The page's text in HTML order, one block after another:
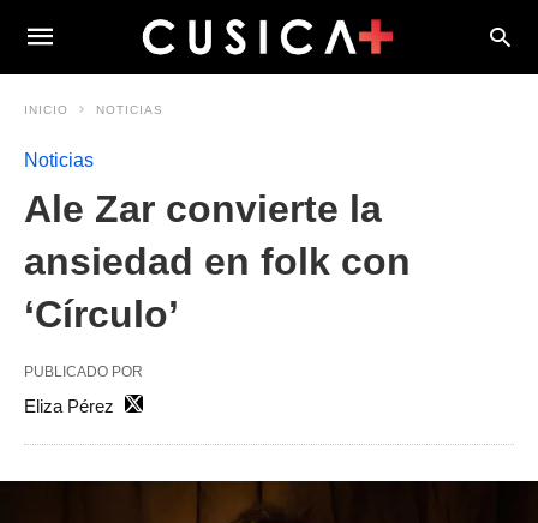
INICIO NOTICIAS
Noticias
Ale Zar convierte la
ansiedad en folk con
‘Círculo’
PUBLICADO POR
Eliza Pérez